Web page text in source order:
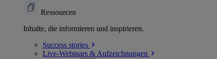
Ressourcen
Inhalte, die informieren und inspirieren.
Success stories
Live-Webinars & Aufzeichnungen